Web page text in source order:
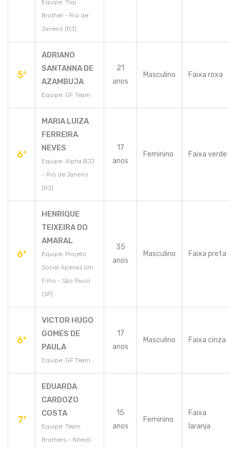
Equipe: Top
Brother - Rio de
Janeiro (RJ)
5º
ADRIANO
SANTANNA DE
AZAMBUJA
Equipe: GF Team
21
anos
Masculino Faixa roxa
6º
MARIA LUIZA
FERREIRA
NEVES
Equipe: Alpha BJJ
- Rio de Janeiro
(RJ)
17
anos
Feminino Faixa verde
6º
HENRIQUE
TEIXEIRA DO
AMARAL
Equipe: Projeto
Social Apenas Um
Filho - São Paulo
(SP)
35
anos
Masculino Faixa preta
6º
VICTOR HUGO
GOMES DE
PAULA
Equipe: GF Team
17
anos
Masculino Faixa cinza
7º
EDUARDA
CARDOZO
COSTA
Equipe: Team
Brothers - Niterói
15
anos
Feminino
Faixa
laranja